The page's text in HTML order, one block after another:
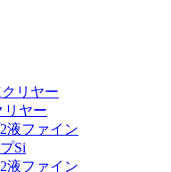
リヤー
リヤー
液ファイン
Si
液ファイン